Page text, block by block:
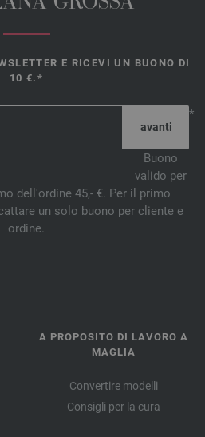
E RICEVI UN BUONO DI
10 €.*
*
Buono
valido per
dell'ordine 45,- €. Per il primo
un solo buono per cliente e
ordine.
A PROPOSITO DI LAVORO A
MAGLIA
Convertire modelli
Consigli per la cura